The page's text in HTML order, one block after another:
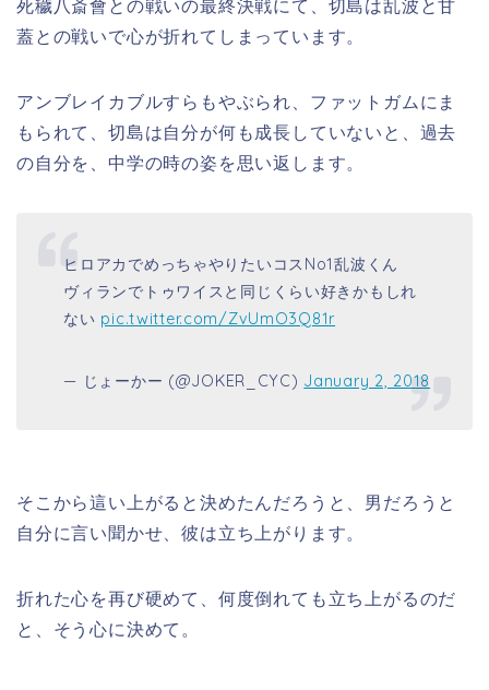
死穢八斎會との戦いの最終決戦にて、切島は乱波と甘
蓋との戦いで心が折れてしまっています。
アンブレイカブルすらもやぶられ、ファットガムにま
もられて、切島は自分が何も成長していないと、過去
の自分を、中学の時の姿を思い返します。
ヒロアカでめっちゃやりたいコスNo1乱波くん
ヴィランでトゥワイスと同じくらい好きかもしれ
ない pic.twitter.com/ZvUmO3Q81r
— じょーかー (@JOKER_CYC) January 2, 2018
そこから這い上がると決めたんだろうと、男だろうと
自分に言い聞かせ、彼は立ち上がります。
折れた心を再び硬めて、何度倒れても立ち上がるのだ
と、そう心に決めて。